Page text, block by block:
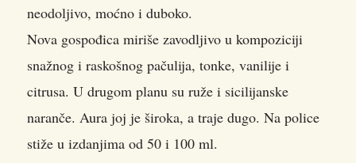
neodoljivo, moćno i duboko.
Nova gospođica miriše zavodljivo u kompoziciji
snažnog i raskošnog pačulija, tonke, vanilije i
citrusa. U drugom planu su ruže i sicilijanske
naranče. Aura joj je široka, a traje dugo. Na police
stiže u izdanjima od 50 i 100 ml.